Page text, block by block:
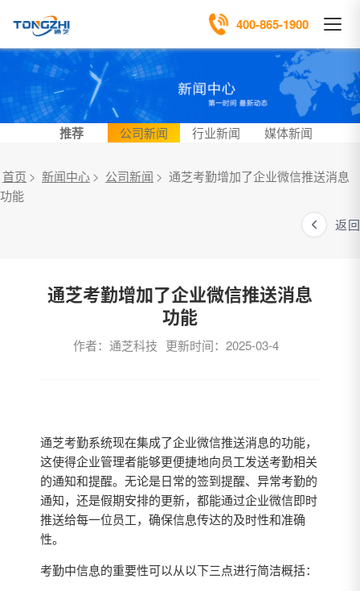
400-865-1900
推荐 公司新闻 行业新闻 媒体新闻
首页 > 新闻中心> 公司新闻 > 通芝考勤增加了企业微信推送消息
功能
返回
通芝考勤增加了企业微信推送消息
功能
作者：通芝科技 更新时间：2025-03-4
通芝考勤系统现在集成了企业微信推送消息的功能，
这使得企业管理者能够更便捷地向员工发送考勤相关
的通知和提醒。无论是日常的签到提醒、异常考勤的
通知，还是假期安排的更新，都能通过企业微信即时
推送给每一位员工，确保信息传达的及时性和准确
性。
考勤中信息的重要性可以从以下三点进行简洁概括：